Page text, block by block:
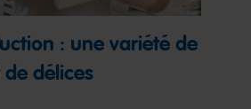
: une variété de
délices